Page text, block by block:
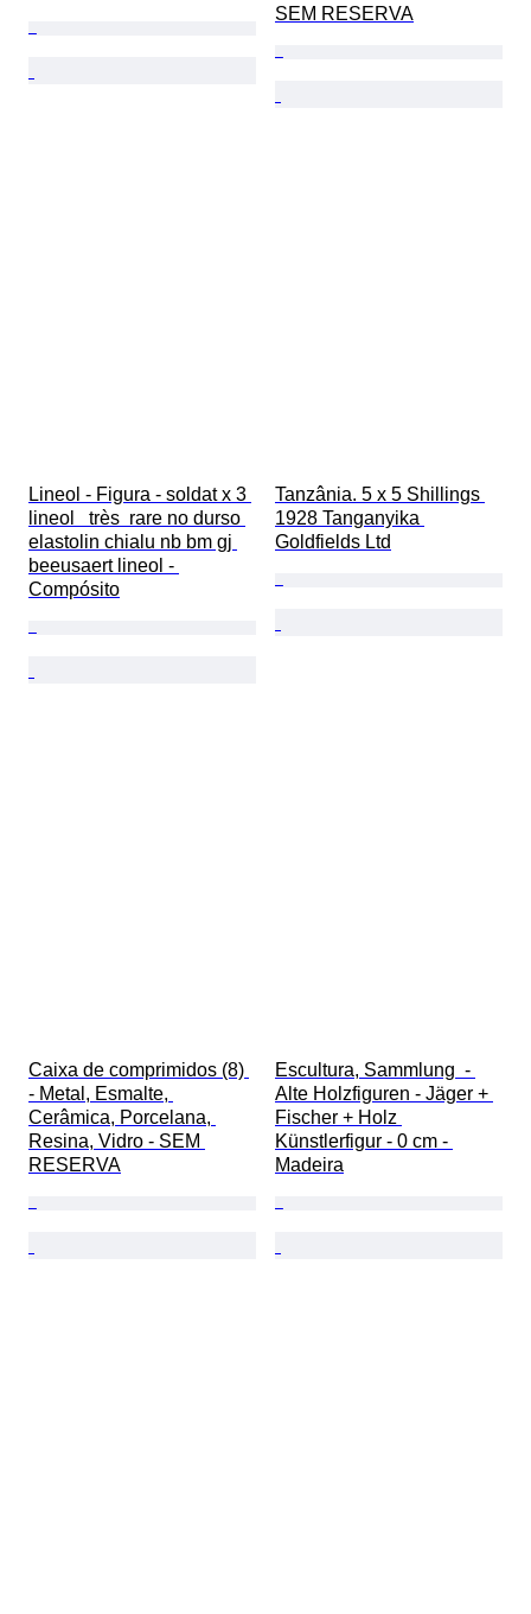
SEM RESERVA
Lineol - Figura - soldat x 3
lineol   très  rare no durso
elastolin chialu nb bm gj
beeusaert lineol -
Compósito
Tanzânia. 5 x 5 Shillings
1928 Tanganyika
Goldfields Ltd
Caixa de comprimidos (8)
- Metal, Esmalte,
Cerâmica, Porcelana,
Resina, Vidro - SEM
RESERVA
Escultura, Sammlung  -
Alte Holzfiguren - Jäger +
Fischer + Holz
Künstlerfigur - 0 cm -
Madeira